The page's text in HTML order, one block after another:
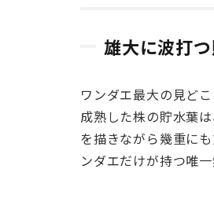
種・
見ど
波打
つ貯
水葉
が生
む圧
雄大に波打
ワンダエ最大の見ど
成熟した株の貯水葉
を描きながら幾重に
ンダエだけが持つ唯